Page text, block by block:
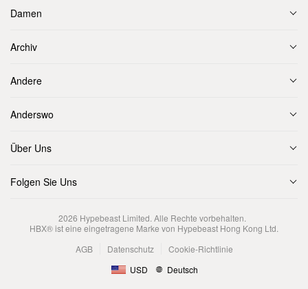
Damen
Archiv
Andere
Anderswo
Über Uns
Folgen Sie Uns
2026 Hypebeast Limited. Alle Rechte vorbehalten.
HBX® ist eine eingetragene Marke von Hypebeast Hong Kong Ltd.
AGB
Datenschutz
Cookie-Richtlinie
USD
Deutsch